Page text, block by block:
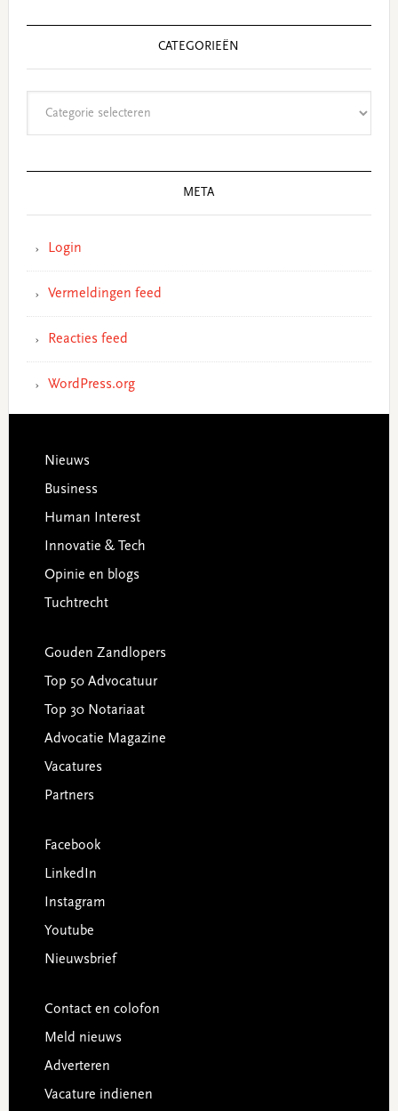
CATEGORIEËN
META
Login
Vermeldingen feed
Reacties feed
WordPress.org
Footer
Nieuws
Business
Human Interest
Innovatie & Tech
Opinie en blogs
Tuchtrecht
Gouden Zandlopers
Top 50 Advocatuur
Top 30 Notariaat
Advocatie Magazine
Vacatures
Partners
Facebook
LinkedIn
Instagram
Youtube
Nieuwsbrief
Contact en colofon
Meld nieuws
Adverteren
Vacature indienen